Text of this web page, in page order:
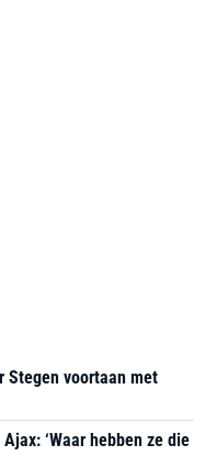
Stegen voortaan met
‘Waar hebben ze die